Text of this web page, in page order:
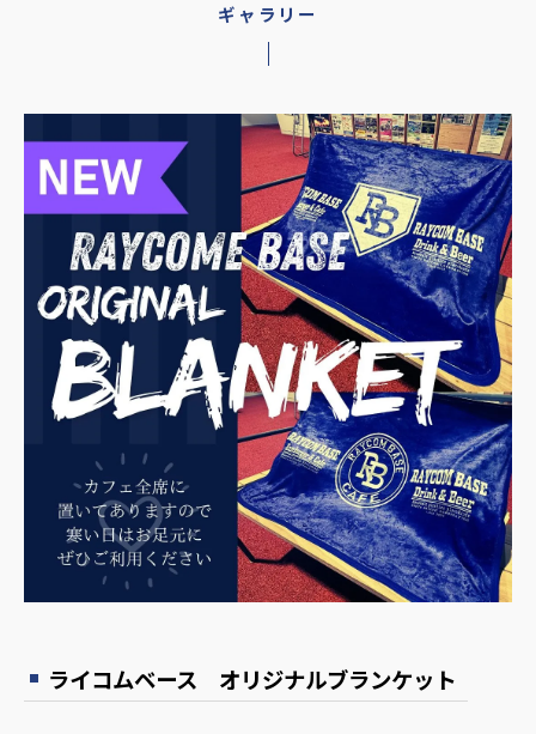
ギャラリー
ライコムベース オリジナルブランケット